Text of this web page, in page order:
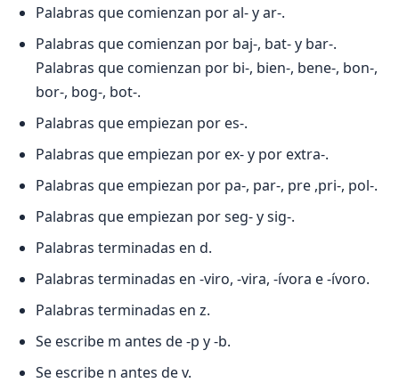
Palabras que comienzan por al- y ar-.
Palabras que comienzan por baj-, bat- y bar-.
Palabras que comienzan por bi-, bien-, bene-, bon-,
bor-, bog-, bot-.
Palabras que empiezan por es-.
Palabras que empiezan por ex- y por extra-.
Palabras que empiezan por pa-, par-, pre ,pri-, pol-.
Palabras que empiezan por seg- y sig-.
Palabras terminadas en d.
Palabras terminadas en -viro, -vira, -ívora e -ívoro.
Palabras terminadas en z.
Se escribe m antes de -p y -b.
Se escribe n antes de v.